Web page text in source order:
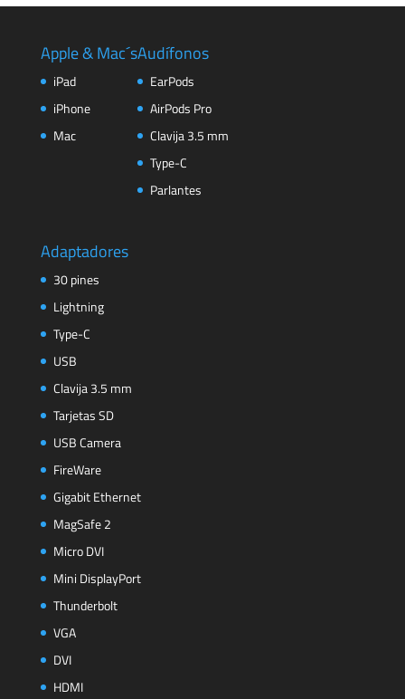
era:
es:
Apple & Mac´s
iPad
iPhone
Mac
Audífonos
EarPods
AirPods Pro
Clavija 3.5 mm
Type-C
Parlantes
Adaptadores
30 pines
Lightning
Type-C
USB
Clavija 3.5 mm
Tarjetas SD
USB Camera
FireWare
Gigabit Ethernet
MagSafe 2
Micro DVI
Mini DisplayPort
Thunderbolt
VGA
DVI
HDMI